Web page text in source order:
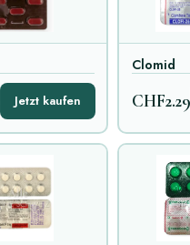
Jetzt kaufen
Clomid
CHF2.29